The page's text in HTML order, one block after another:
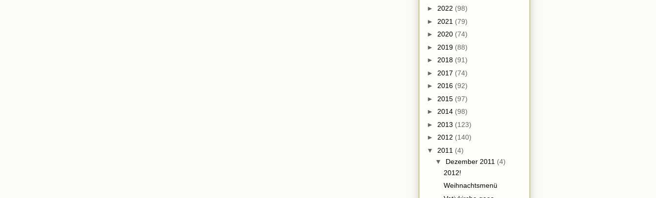
► 2022 (98)
► 2021 (79)
► 2020 (74)
► 2019 (88)
► 2018 (91)
► 2017 (74)
► 2016 (92)
► 2015 (97)
► 2014 (98)
► 2013 (123)
► 2012 (140)
▼ 2011 (4)
▼ Dezember 2011 (4)
2012!
Weihnachtsmenü